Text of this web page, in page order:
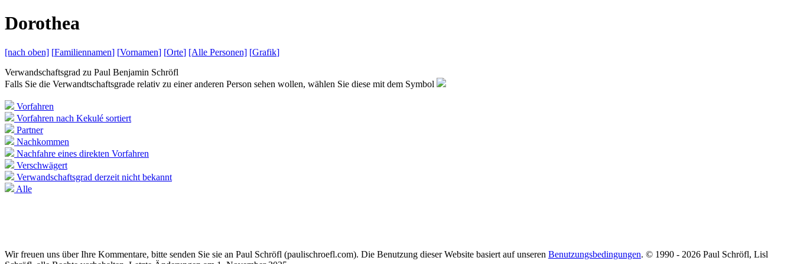
Dorothea
[nach oben] [Familiennamen] [Vornamen] [Orte] [Alle Personen] [Grafik]
Verwandschaftsgrad zu Paul Benjamin Schröfl
Falls Sie die Verwandtschaftsgrade relativ zu einer anderen Person sehen wollen, wählen Sie diese mit dem Symbol
Vorfahren
Vorfahren nach Kekulé sortiert
Partner
Nachkommen
Nachfahre eines direkten Vorfahren
Verschwägert
Verwandschaftsgrad derzeit nicht bekannt
Alle
Wir freuen uns über Ihre Kommentare, bitte senden Sie sie an Paul Schröfl (paulischroefl.com). Die Benutzung dieser Website basiert auf unseren Benutzungsbedingungen. © 1990 - 2026 Paul Schröfl, Lisl